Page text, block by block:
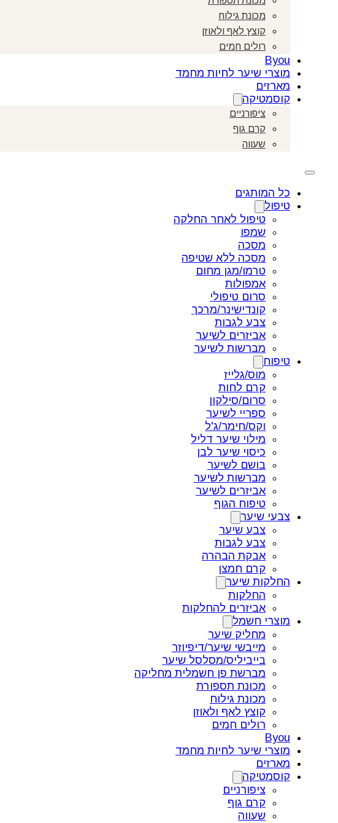
מכונת גילוח
קוצץ לאף ולאוזן
רולים חמים
Byou
מוצרי שיער לחיות מחמד
מארזים
קוסמטיקה
ציפורניים
קרם גוף
שעווה
כל המותגים
טיפול
טיפול לאחר החלקה
שמפו
מסכה
מסכה ללא שטיפה
טרמו/מגן מחום
אמפולות
סרום טיפולי
קונדישינר/מרכך
צבע לגבות
אביזרים לשיער
מברשות לשיער
טיפוח
מוס/גלייז
קרם לחות
סרום/סילקון
ספריי לשיער
וקס/חימר/ג'ל
מילוי שיער דליל
כיסוי שיער לבן
בושם לשיער
מברשות לשיער
אביזרים לשיער
טיפוח הגוף
צבעי שיער
צבע שיער
צבע לגבות
אבקת הבהרה
קרם חמצן
החלקות שיער
החלקות
אביזרים להחלקות
מוצרי חשמל
מחליק שיער
מייבשי שיער/דיפיוזר
בייביליס/מסלסל שיער
מברשת פן חשמלית מחליקה
מכונת תספורת
מכונת גילוח
קוצץ לאף ולאוזן
רולים חמים
Byou
מוצרי שיער לחיות מחמד
מארזים
קוסמטיקה
ציפורניים
קרם גוף
שעווה